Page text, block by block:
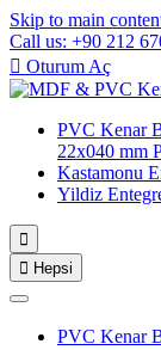
Skip to main
Call us: +90 212
 Oturum Aç
PVC Kenar
22x040 mm
Kastamonu
Yildiz

 Hepsi
PVC Kenar